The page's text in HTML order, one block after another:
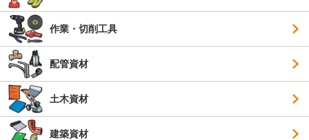
作業・切削工具
配管資材
土木資材
建築資材